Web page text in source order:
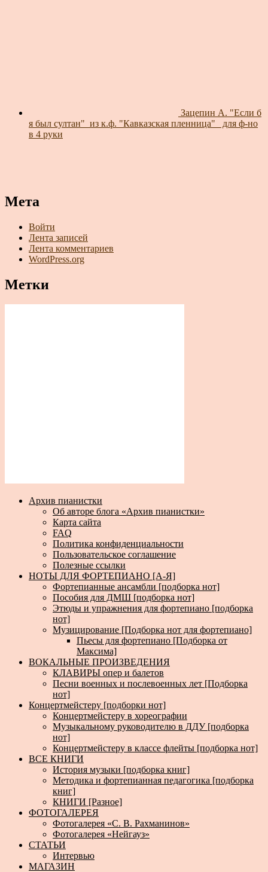
Зацепин А. "Если б
я был султан"_из к.ф. "Кавказская пленница"_ для ф-но
в 4 руки
Мета
Войти
Лента записей
Лента комментариев
WordPress.org
Метки
Архив пианистки
Об авторе блога «Архив пианистки»
Карта сайта
FAQ
Политика конфиденциальности
Пользовательское соглашение
Полезные ссылки
НОТЫ ДЛЯ ФОРТЕПИАНО [А-Я]
Фортепианные ансамбли [подборка нот]
Пособия для ДМШ [подборка нот]
Этюды и упражнения для фортепиано [подборка
нот]
Музицирование [Подборка нот для фортепиано]
Пьесы для фортепиано [Подборка от
Максима]
ВОКАЛЬНЫЕ ПРОИЗВЕДЕНИЯ
КЛАВИРЫ опер и балетов
Песни военных и послевоенных лет [Подборка
нот]
Концертмейстеру [подборки нот]
Концертмейстеру в хореографии
Музыкальному руководителю в ДДУ [подборка
нот]
Концертмейстеру в классе флейты [подборка нот]
ВСЕ КНИГИ
История музыки [подборка книг]
Методика и фортепианная педагогика [подборка
книг]
КНИГИ [Разное]
ФОТОГАЛЕРЕЯ
Фотогалерея «С. В. Рахманинов»
Фотогалерея «Нейгауз»
СТАТЬИ
Интервью
МАГАЗИН